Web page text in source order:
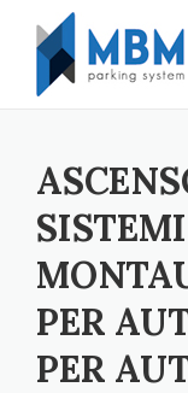
Skip to content
PER
PER